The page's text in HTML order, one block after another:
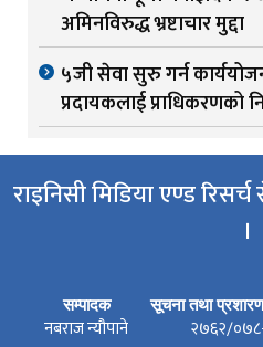
अमिनविरुद्ध भ्रष्टाचार मुद्दा
५जी सेवा सुरु गर्न
प्रदायकलाई प्राधिकरणको
राइनिसी मिडिया एण्ड रिसर्च
।
सम्पादक
नबराज न्यौपाने
सूचना तथा प्रशारण
२७६२/